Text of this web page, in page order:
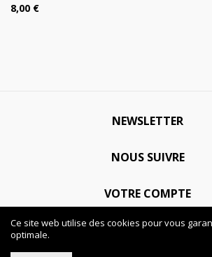
8,00 €
NEWSLETTER
NOUS SUIVRE
VOTRE COMPTE
INFORMATIONS
Ce site web utilise des cookies pour vous
optimale.